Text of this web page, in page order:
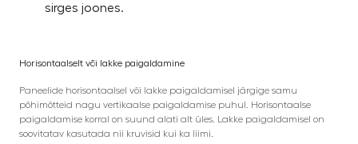
sirges joones.
Horisontaalselt või lakke paigaldamine
Paneelide horisontaalsel või lakke paigaldamisel järgige samu
põhimõtteid nagu vertikaalse paigaldamise puhul. Horisontaalse
paigaldamise korral on suund alati alt üles. Lakke paigaldamisel on
soovitatav kasutada nii kruvisid kui ka liimi.